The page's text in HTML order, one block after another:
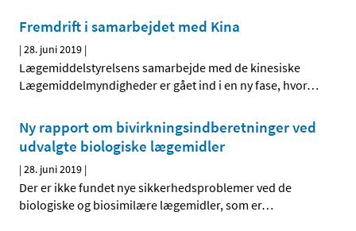
Fremdrift i samarbejdet med Kina
|28. juni 2019 |
Lægemiddelstyrelsens samarbejde med de kinesiske
Lægemiddelmyndigheder er gået ind i en ny fase, hvor…
Ny rapport om bivirkningsindberetninger ved
udvalgte biologiske lægemidler
|28. juni 2019 |
Der er ikke fundet nye sikkerhedsproblemer ved de
biologiske og biosimilære lægemidler, som er…